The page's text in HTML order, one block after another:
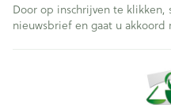
Door op inschrijven te klikken,
nieuwsbrief en gaat u akkoord